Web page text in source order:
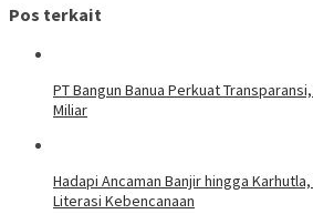
Pos terkait
PT Bangun Banua Perkuat
Miliar
Hadapi Ancaman Banjir hingga
Literasi Kebencanaan